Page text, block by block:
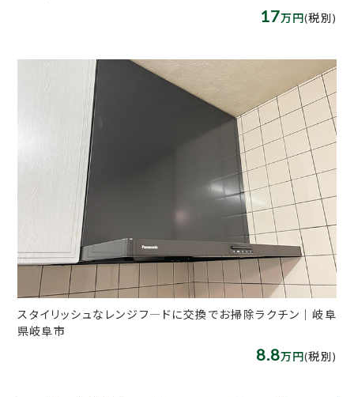
17万円(税別)
スタイリッシュなレンジフ―ドに交換でお掃除ラクチン｜岐阜
県岐阜市
8.8万円(税別)